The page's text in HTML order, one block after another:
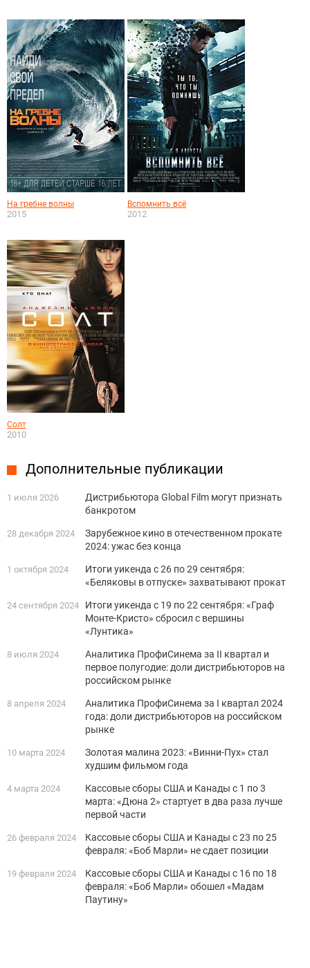
На гребне волны
2015
Вспомнить всё
2012
Солт
2010
Дополнительные публикации
1 июля 2026
Дистрибьютора Global Film могут признать
банкротом
28 декабря 2024
Зарубежное кино в отечественном прокате
2024: ужас без конца
1 октября 2024
Итоги уикенда с 26 по 29 сентября:
«Беляковы в отпуске» захватывают прокат
24 сентября 2024
Итоги уикенда с 19 по 22 сентября: «Граф
Монте-Кристо» сбросил с вершины
«Лунтика»
8 июля 2024
Аналитика ПрофиСинема за II квартал и
первое полугодие: доли дистрибьюторов на
российском рынке
8 апреля 2024
Аналитика ПрофиСинема за I квартал 2024
года: доли дистрибьюторов на российском
рынке
10 марта 2024
Золотая малина 2023: «Винни-Пух» стал
худшим фильмом года
4 марта 2024
Кассовые сборы США и Канады с 1 по 3
марта: «Дюна 2» стартует в два раза лучше
первой части
26 февраля 2024
Кассовые сборы США и Канады с 23 по 25
февраля: «Боб Марли» не сдает позиции
19 февраля 2024
Кассовые сборы США и Канады с 16 по 18
февраля: «Боб Марли» обошел «Мадам
Паутину»